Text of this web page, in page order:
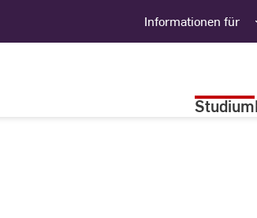
Informationen für
Studium